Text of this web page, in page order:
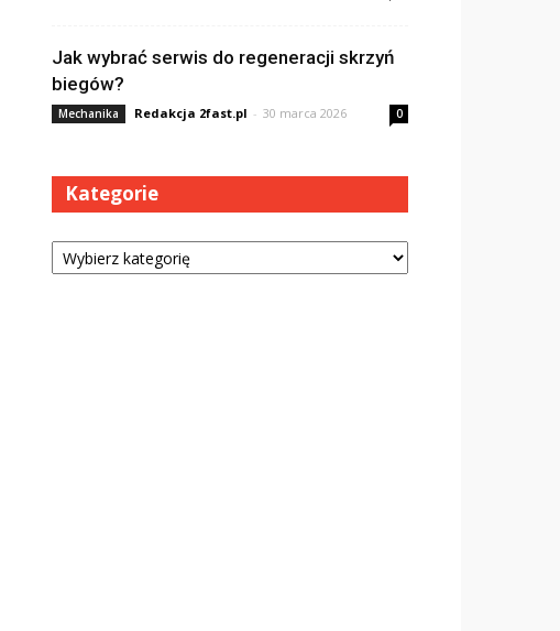
Jak wybrać serwis do regeneracji skrzyń
biegów?
Mechanika Redakcja 2fast.pl - 30 marca 2026 0
Kategorie
Kategorie